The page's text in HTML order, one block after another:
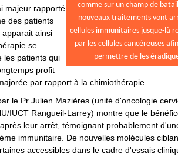
comme sur un champ de
nouveaux traitements vont
cellules immunitaires jusque-là
par les cellules cancéreuses
permettre de les
majeur rapporté
des patients
ainsi
se
les patients qui
profit
par rapport à la chimiothérapie.
le Pr Julien Mazières (unité d'oncologie
IUCT Rangueil-Larrey) montre que le
leur arrêt, témoignant probablement
immunitaire. De nouvelles molécules
accessibles dans le cadre d'essais